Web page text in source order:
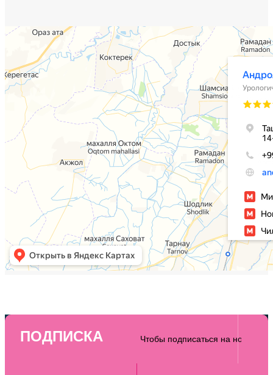
ПОДПИСКА